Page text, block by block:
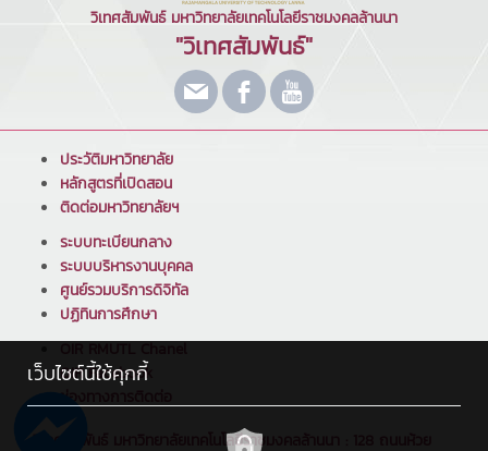
วิเทศสัมพันธ์ มหาวิทยาลัยเทคโนโลยีราชมงคลล้านนา
"วิเทศสัมพันธ์"
ประวัติมหาวิทยาลัย
หลักสูตรที่เปิดสอน
ติดต่อมหาวิทยาลัยฯ
ระบบทะเบียนกลาง
ระบบบริหารงานบุคคล
ศูนย์รวมบริการดิจิทัล
ปฏิทินการศึกษา
OIR Facebook
ช่องทางการติดต่อ
วิเทศสัมพันธ์ มหาวิทยาลัยเทคโนโลยีราชมงคลล้านนา : 128 ถนนห้วย
เว็บไซต์นี้ใช้คุกกี้